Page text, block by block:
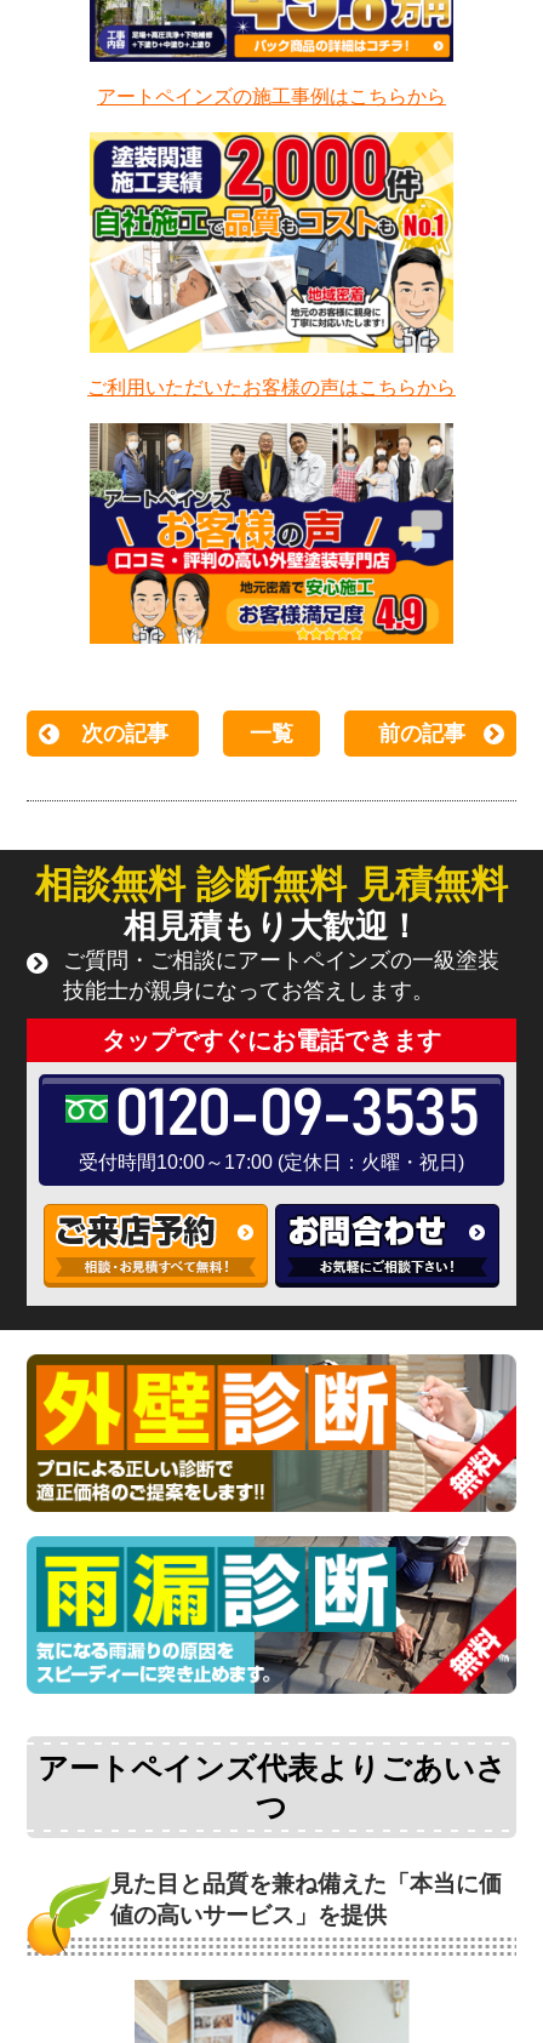
アートペインズの施工事例はこちらから
ご利用いただいたお客様の声はこちらから
次の記事 一覧 前の記事
相談無料 診断無料 見積無料
相見積もり大歓迎！
ご質問・ご相談にアートペインズの一級塗装
技能士が親身になってお答えします。
タップですぐにお電話できます
0120-09-3535
受付時間10:00～17:00 (定休日：火曜・祝日)
アートペインズ代表よりごあいさ
つ
見た目と品質を兼ね備えた 「本当に価
値の高いサービス」を提供